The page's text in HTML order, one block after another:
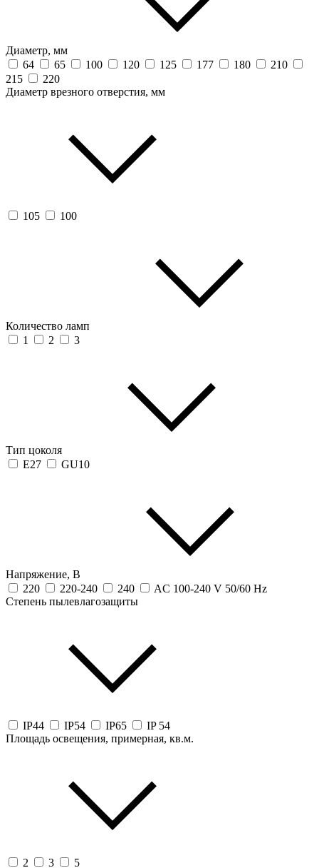
Диаметр, мм
64
65 100 120 125 177 180
210
215
220
Диаметр врезного отверстия, мм
105 100
Количество ламп
1
2 3
Тип цоколя
E27
GU10
Напряжение, В
220
220-240 240
AC 100-240 V 50/60 Hz
Степень пылевлагозащиты
IP44 IP54 IP65
IP 54
Площадь освещения, примерная, кв.м.
2 3 5